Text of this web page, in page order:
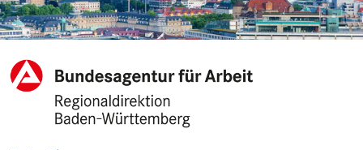
Regionaldirektion Baden-